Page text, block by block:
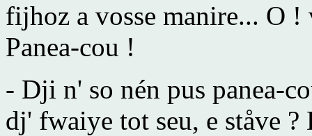
fijhoz a vosse manire... O !
Panea-cou !
- Dji n' so nén pus panea-
dj' fwaiye tot seu, e ståve ?